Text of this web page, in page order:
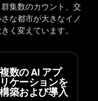
集数のカウント、交
な都市が大きなイノ
く変えています。
複数の AI アプ
リケーションを
構築および導入